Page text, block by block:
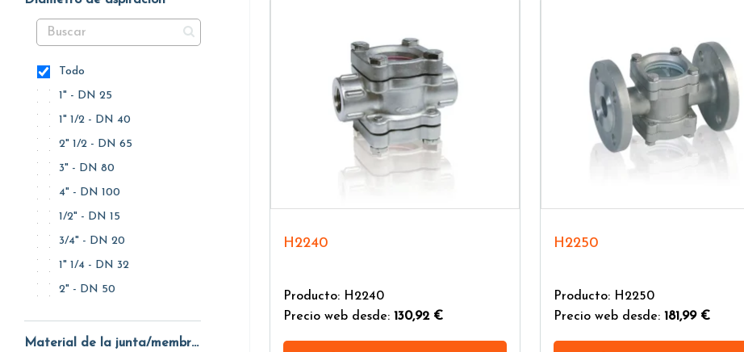
Todo
1" - DN 25
1" 1/2 - DN 40
2" 1/2 - DN 65
3" - DN 80
4" - DN 100
1/2" - DN 15
3/4" - DN 20
1" 1/4 - DN 32
2" - DN 50
Material de la junta/membrana
H2240
Producto: H2240
Precio web desde: 130,92 €
H2250
Producto: H2250
Precio web desde: 181,99 €